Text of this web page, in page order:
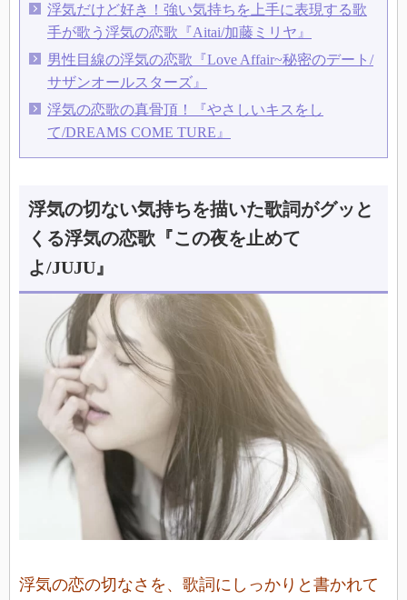
浮気だけど好き！強い気持ちを上手に表現する歌
手が歌う浮気の恋歌『Aitai/加藤ミリヤ』
男性目線の浮気の恋歌『Love Affair~秘密のデート/
サザンオールスターズ』
浮気の恋歌の真骨頂！『やさしいキスをし
て/DREAMS COME TURE』
浮気の切ない気持ちを描いた歌詞がグッと
くる浮気の恋歌『この夜を止めて
よ/JUJU』
浮気の恋の切なさを、歌詞にしっかりと書かれて